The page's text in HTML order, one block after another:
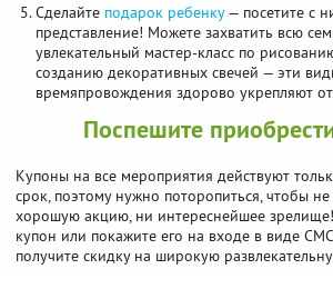
Сделайте подарок ребенку— посетите с
представление! Можете захватить всю
увлекательный мастер-класс по
созданию декоративных свечей — эти
времяпровождения здорово укрепляют
Поспешите
Купоны на все мероприятия действуют
срок, поэтому нужно поторопиться, чтобы
хорошую акцию, ни интереснейшее
купон или покажите его на входе в виде
получите скидку на широкую